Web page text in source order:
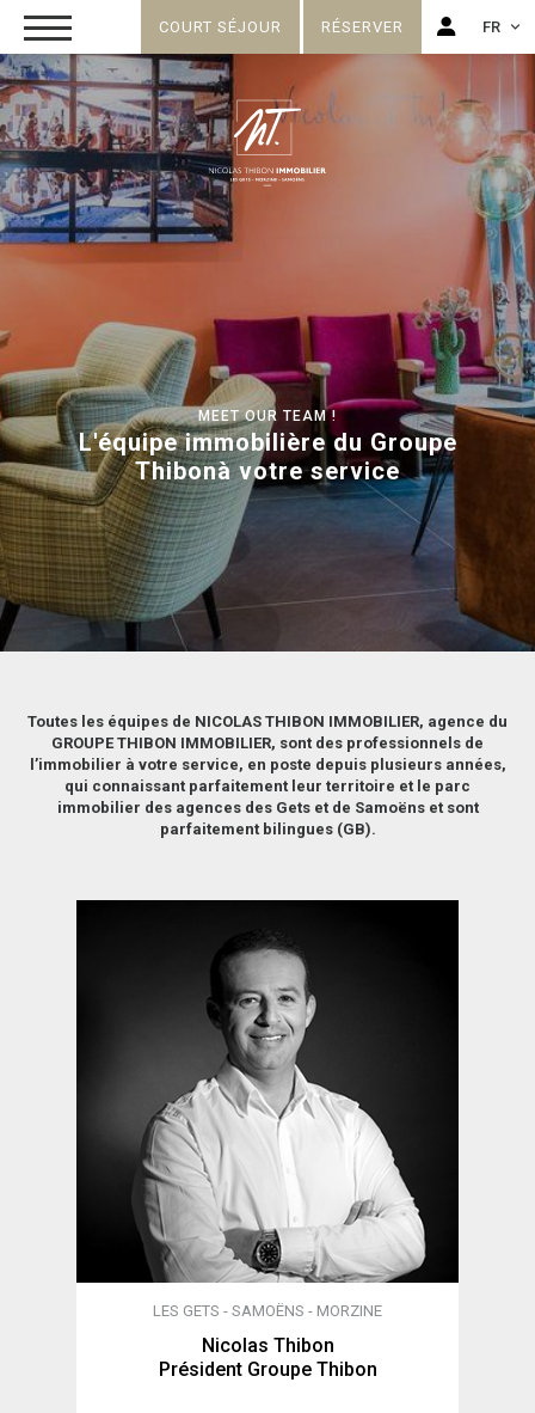
COURT SÉJOUR RÉSERVER FR
EN
MEET OUR TEAM !
L'équipe immobilière du Groupe
Thibonà votre service
Toutes les équipes de NICOLAS THIBON IMMOBILIER, agence du
GROUPE THIBON IMMOBILIER, sont des professionnels de
l’immobilier à votre service, en poste depuis plusieurs années,
qui connaissant parfaitement leur territoire et le parc
immobilier des agences des Gets et de Samoëns et sont
parfaitement bilingues (GB).
LES GETS - SAMOËNS - MORZINE
Nicolas Thibon
Président Groupe Thibon